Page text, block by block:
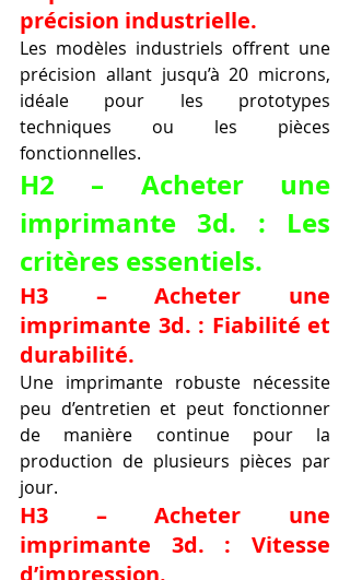
précision industrielle.
Les modèles industriels offrent une
précision allant jusqu’à 20 microns,
idéale pour les prototypes
techniques ou les pièces
fonctionnelles.
H2 – Acheter une
imprimante 3d. : Les
critères essentiels.
H3 – Acheter une
imprimante 3d. : Fiabilité et
durabilité.
Une imprimante robuste nécessite
peu d’entretien et peut fonctionner
de manière continue pour la
production de plusieurs pièces par
jour.
H3 – Acheter une
imprimante 3d. : Vitesse
d’impression.